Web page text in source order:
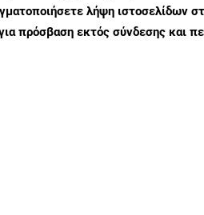
λήψη ιστοσελίδων
πρόσβαση εκτός σύνδεσης και